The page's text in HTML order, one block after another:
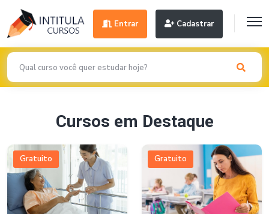
Entrar Cadastrar
Cursos em Destaque
Gratuito Gratuito